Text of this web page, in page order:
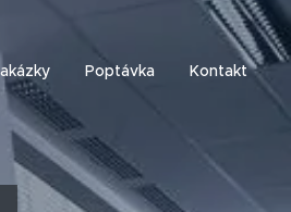
Poptávka Kontakt